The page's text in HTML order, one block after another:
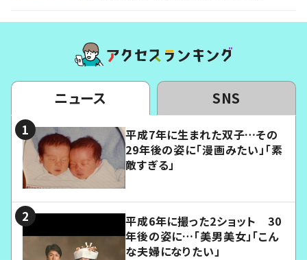
ニュース SNS
平成7年に生まれた双子…その
29年後の姿に「漫画みたい」「素
敵すぎる」
平成6年に撮った2ショット 30
年後の姿に…「美男美女」「こん
な夫婦になりたい」